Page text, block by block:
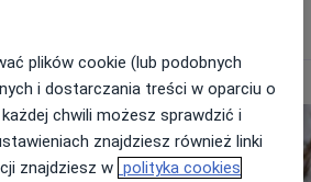
plików cookie (lub podobnych
i dostarczania treści w oparciu o
chwili możesz sprawdzić i
znajdziesz również linki
znajdziesz w polityka cookies